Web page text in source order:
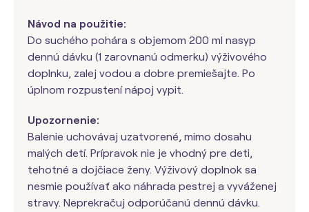
Návod na použitie:
Do suchého pohára s objemom 200 ml nasyp
dennú dávku (1 zarovnanú odmerku) výživového
doplnku, zalej vodou a dobre premiešajte. Po
úplnom rozpustení nápoj vypit.
Upozornenie:
Balenie uchovávaj uzatvorené, mimo dosahu
malých detí. Prípravok nie je vhodný pre deti,
tehotné a dojčiace ženy. Výživový doplnok sa
nesmie používať ako náhrada pestrej a vyváženej
stravy. Neprekračuj odporúčanú dennú dávku.